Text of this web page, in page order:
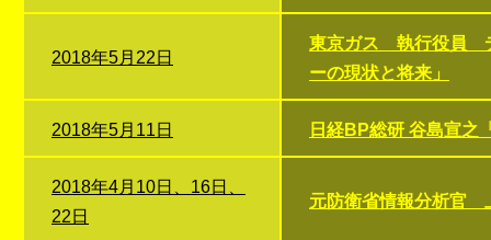
2018年5月22日
東京ガス 執行役員 デ
ーの現状と将来」
2018年5月11日 日経BP総研 谷島宣之
2018年4月10日、16日、
22日
元防衛省情報分析官